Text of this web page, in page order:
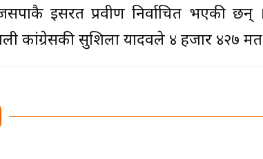
इसरत प्रवीण निर्वाचित भएकी
कांग्रेसकी सुशिला यादवले ४ हजार ४२७